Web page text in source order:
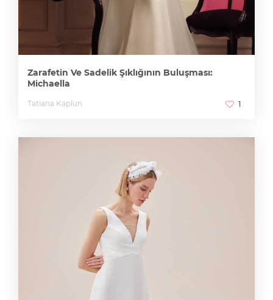
Zarafetin Ve Sadelik Şıklığının Buluşması:
Michaella
Tatiana Kaplun 1